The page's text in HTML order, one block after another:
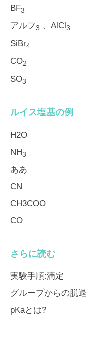
BF3
アルフ3 、AlCl 3
SiBr4
CO2
SO3
ルイス塩基の例
H2O
NH3
ああ
CN
CH3COO
CO
さらに読む
実験手順:滴定
グループからの脱退
pKaとは?